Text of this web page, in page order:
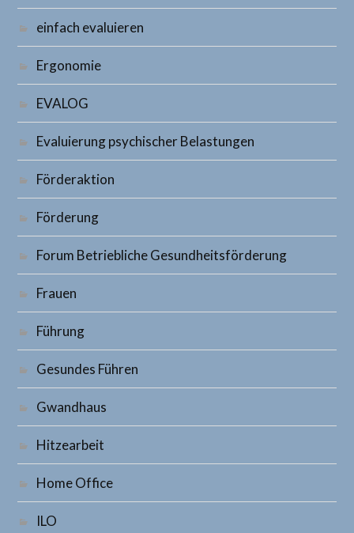
einfach evaluieren
Ergonomie
EVALOG
Evaluierung psychischer Belastungen
Förderaktion
Förderung
Forum Betriebliche Gesundheitsförderung
Frauen
Führung
Gesundes Führen
Gwandhaus
Hitzearbeit
Home Office
ILO